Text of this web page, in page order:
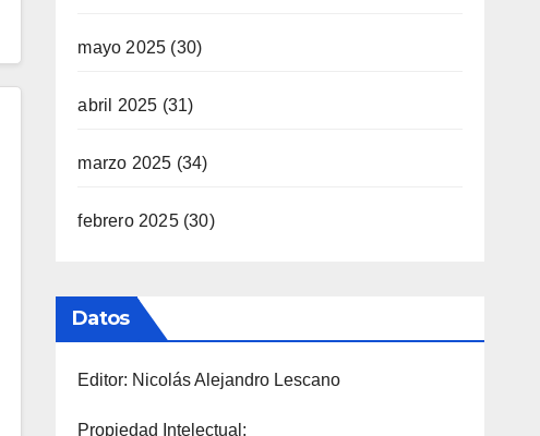
mayo 2025 (30)
abril 2025 (31)
marzo 2025 (34)
febrero 2025(30)
Datos
Editor: Nicolás Alejandro Lescano
Propiedad Intelectual: